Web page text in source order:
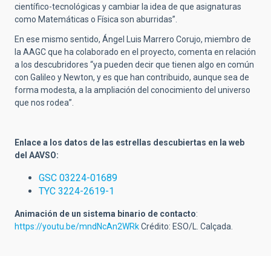
científico-tecnológicas y cambiar la idea de que asignaturas
como Matemáticas o Física son aburridas”.
En ese mismo sentido, Ángel Luis Marrero Corujo, miembro de
la AAGC que ha colaborado en el proyecto, comenta en relación
a los descubridores “ya pueden decir que tienen algo en común
con Galileo y Newton, y es que han contribuido, aunque sea de
forma modesta, a la ampliación del conocimiento del universo
que nos rodea”.
Enlace a los datos de las estrellas descubiertas en la web
del AAVSO:
GSC 03224-01689
TYC 3224-2619-1
Animación de un sistema binario de contacto:
https://youtu.be/mndNcAn2WRkCrédito: ESO/L. Calçada.